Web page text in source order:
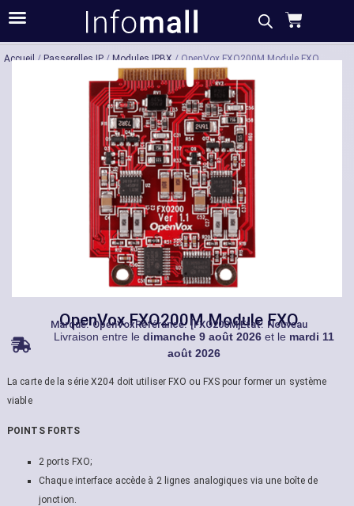
Acheter Description Caractéristiques
Accueil/Passerelles IP/Modules IPBX/ OpenVox FXO200M Module FXO
OpenVox FXO200M Module FXO
Marque:OpenVoxRéférance: [FXO200M]État: Nouveau
Livraison entre le dimanche 9 août 2026et le mardi 11
août 2026
La carte de la série X204 doit utiliser FXO ou FXS pour former un système
viable
POINTS FORTS
2 ports FXO;
Chaque interface accède à 2 lignes analogiques via une boîte de
jonction.